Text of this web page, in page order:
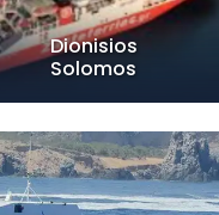
Dionisios
Solomos